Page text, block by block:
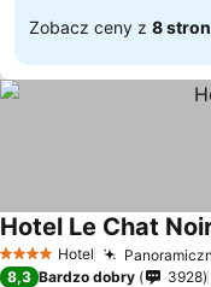
Zobacz ceny z 8 stron
4 KategoriaHotel
Hotel Le Chat
8,3 Bardzo dobry 3928